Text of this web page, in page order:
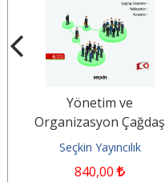
Yönetim ve
Organizasyon Çağdaş
Sistemler – Yaklaşımlar
– Kuramlar
Seçkin Yayıncılık
840,00